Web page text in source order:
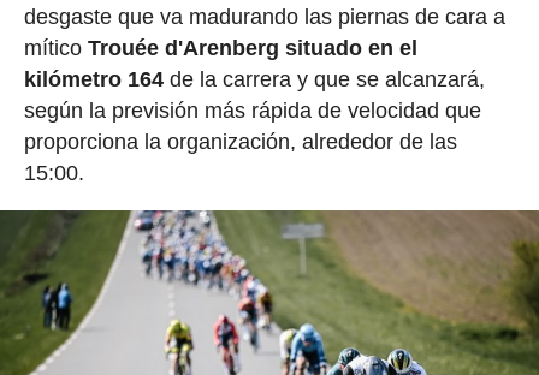
desgaste que va madurando las piernas de cara a
mítico Trouée d'Arenberg situado en el
kilómetro 164de la carrera y que se alcanzará,
según la previsión más rápida de velocidad que
proporciona la organización, alrededor de las
15:00.